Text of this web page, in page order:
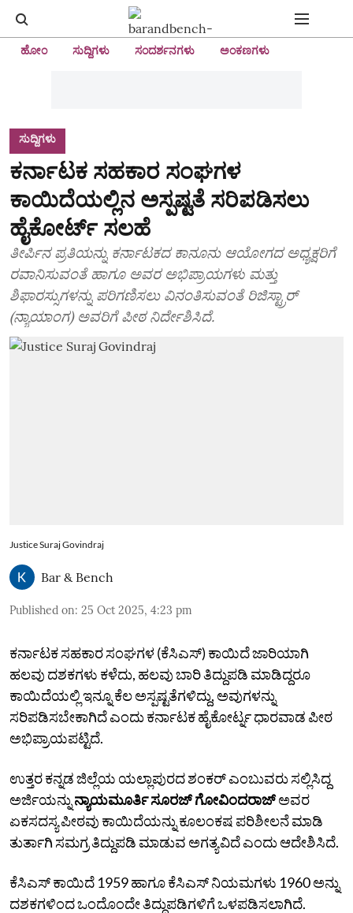
ಹೋಂ ಸುದ್ದಿಗಳು ಸಂದರ್ಶನಗಳು ಅಂಕಣಗಳು
ಸುದ್ದಿಗಳು
ಕರ್ನಾಟಕ ಸಹಕಾರ ಸಂಘಗಳ
ಕಾಯಿದೆಯಲ್ಲಿನ ಅಸ್ಪಷ್ಟತೆ ಸರಿಪಡಿಸಲು
ಹೈಕೋರ್ಟ್‌ ಸಲಹೆ
ತೀರ್ಪಿನ ಪ್ರತಿಯನ್ನು ಕರ್ನಾಟಕದ ಕಾನೂನು ಆಯೋಗದ ಅಧ್ಯಕ್ಷರಿಗೆ
ರವಾನಿಸುವಂತೆ ಹಾಗೂ ಅವರ ಅಭಿಪ್ರಾಯಗಳು ಮತ್ತು
ಶಿಫಾರಸ್ಸುಗಳನ್ನು ಪರಿಗಣಿಸಲು ವಿನಂತಿಸುವಂತೆ ರಿಜಿಸ್ಟ್ರಾರ್‌
(ನ್ಯಾಯಾಂಗ) ಅವರಿಗೆ ಪೀಠ ನಿರ್ದೇಶಿಸಿದೆ.
Justice Suraj Govindraj
Bar & Bench
Published on: 25 Oct 2025, 4:23 pm
ಕರ್ನಾಟಕ ಸಹಕಾರ ಸಂಘಗಳ (ಕೆಸಿಎಸ್‌) ಕಾಯಿದೆ ಜಾರಿಯಾಗಿ
ಹಲವು ದಶಕಗಳು ಕಳೆದು, ಹಲವು ಬಾರಿ ತಿದ್ದುಪಡಿ ಮಾಡಿದ್ದರೂ
ಕಾಯಿದೆಯಲ್ಲಿ ಇನ್ನೂ ಕೆಲ ಅಸ್ಪಷ್ಟತೆಗಳಿದ್ದು, ಅವುಗಳನ್ನು
ಸರಿಪಡಿಸಬೇಕಾಗಿದೆ ಎಂದು ಕರ್ನಾಟಕ ಹೈಕೋರ್ಟ್ನ ಧಾರವಾಡ ಪೀಠ
ಅಭಿಪ್ರಾಯಪಟ್ಟಿದೆ.
ಉತ್ತರ ಕನ್ನಡ ಜಿಲ್ಲೆಯ ಯಲ್ಲಾಪುರದ ಶಂಕರ್‌ ಎಂಬುವರು ಸಲ್ಲಿಸಿದ್ದ
ಅರ್ಜಿಯನ್ನುನ್ಯಾಯಮೂರ್ತಿ ಸೂರಜ್‌ ಗೋವಿಂದರಾಜ್‌ಅವರ
ಏಕಸದಸ್ಯ‌ ಪೀಠವು ಕಾಯಿದೆಯನ್ನು ಕೂಲಂಕಷ ಪರಿಶೀಲನೆ ಮಾಡಿ
ತುರ್ತಾಗಿ ಸಮಗ್ರ ತಿದ್ದುಪಡಿ ಮಾಡುವ ಅಗತ್ಯವಿದೆ ಎಂದು ಆದೇಶಿಸಿದೆ.
ಕೆಸಿಎಸ್‌ ಕಾಯಿದೆ 1959 ಹಾಗೂ ಕೆಸಿಎಸ್‌ ನಿಯಮಗಳು 1960 ಅನ್ನು
ದಶಕಗಳಿಂದ ಒಂದೊಂದೇ ತಿದ್ದುಪಡಿಗಳಿಗೆ ಒಳಪಡಿಸಲಾಗಿದೆ.